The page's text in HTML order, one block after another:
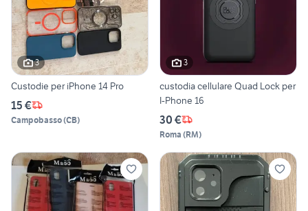
3
Custodie per iPhone 14 Pro
15 €
Campobasso(CB)
3
custodia cellulare Quad Lock per
I-Phone 16
30 €
Roma (RM)